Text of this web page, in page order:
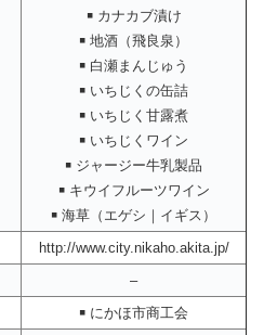
￭ カナカブ漬け
￭ 地酒（飛良泉）
￭ 白瀬まんじゅう
￭ いちじくの缶詰
￭ いちじく甘露煮
￭ いちじくワイン
￭ ジャージー牛乳製品
￭ キウイフルーツワイン
￭ 海草（エゲシ｜イギス）
http://www.city.nikaho.akita.jp/
–
￭ にかほ市商工会